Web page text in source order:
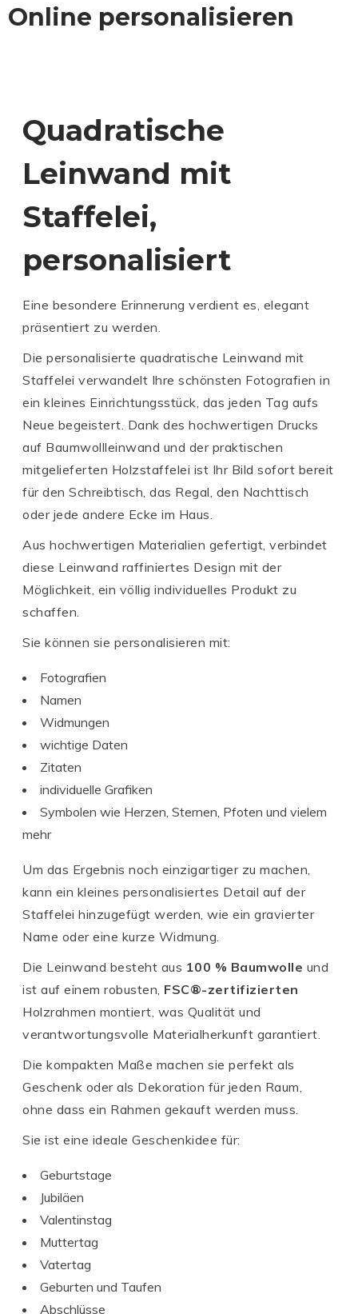
Online personalisieren
Quadratische
Leinwand mit
Staffelei,
personalisiert
Eine besondere Erinnerung verdient es, elegant
präsentiert zu werden.
Die personalisierte quadratische Leinwand mit
Staffelei verwandelt Ihre schönsten Fotografien in
ein kleines Einrichtungsstück, das jeden Tag aufs
Neue begeistert. Dank des hochwertigen Drucks
auf Baumwollleinwand und der praktischen
mitgelieferten Holzstaffelei ist Ihr Bild sofort bereit
für den Schreibtisch, das Regal, den Nachttisch
oder jede andere Ecke im Haus.
Aus hochwertigen Materialien gefertigt, verbindet
diese Leinwand raffiniertes Design mit der
Möglichkeit, ein völlig individuelles Produkt zu
schaffen.
Sie können sie personalisieren mit:
Fotografien
Namen
Widmungen
wichtige Daten
Zitaten
individuelle Grafiken
Symbolen wie Herzen, Sternen, Pfoten und vielem
mehr
Um das Ergebnis noch einzigartiger zu machen,
kann ein kleines personalisiertes Detail auf der
Staffelei hinzugefügt werden, wie ein gravierter
Name oder eine kurze Widmung.
Die Leinwand besteht aus 100 % Baumwolle und
ist auf einem robusten, FSC®-zertifizierten
Holzrahmen montiert, was Qualität und
verantwortungsvolle Materialherkunft garantiert.
Die kompakten Maße machen sie perfekt als
Geschenk oder als Dekoration für jeden Raum,
ohne dass ein Rahmen gekauft werden muss.
Sie ist eine ideale Geschenkidee für:
Geburtstage
Jubiläen
Valentinstag
Muttertag
Vatertag
Geburten und Taufen
Abschlüsse